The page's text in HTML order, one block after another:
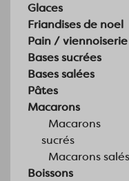
Glaces
Friandises de noel
Pain / viennoiserie
Bases sucrées
Bases salées
Pâtes
Macarons
Macarons
sucrés
Macarons salés
Boissons